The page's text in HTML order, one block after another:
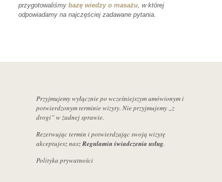
przygotowaliśmy bazę wiedzy o masażu, w której
odpowiadamy na najczęściej zadawane pytania.
Przyjmujemy wyłącznie po wcześniejszym umówionym i
potwierdzonym terminie wizyty. Nie przyjmujemy „z
drogi” w żadnej sprawie.
Rezerwując termin i potwierdzając swoją wizytę
akceptujesz naszRegulamin świadczenia usług.
Polityka prywatności